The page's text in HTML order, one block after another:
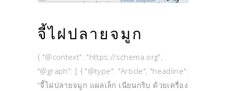
จี้ไฝปลายจมูก
{ "@context": "https://schema.org",
"@graph": [ { "@type": "Article", "headline":
"จี้ไฝปลายจมูก แผลเล็ก เนียนกริบ ด้วยเครื่อง